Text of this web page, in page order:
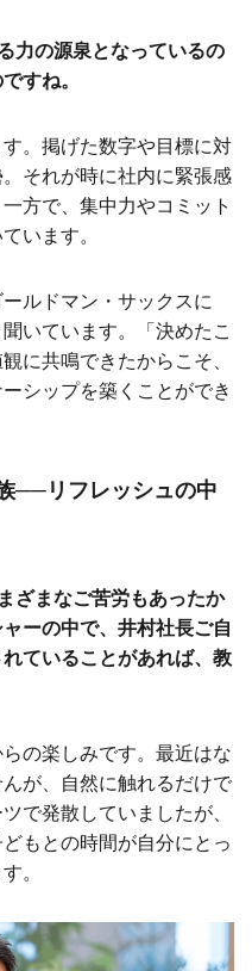
力の源泉となっているの
すね。
。掲げた数字や目標に対
それが時に社内に緊張感
方で、集中力やコミット
います。
ルドマン・サックスに
いています。「決めたこ
に共鳴できたからこそ、
シップを築くことができ
──リフレッシュの中
ざまなご苦労もあったか
ーの中で、井村社長ご自
ていることがあれば、教
の楽しみです。最近はな
が、自然に触れるだけで
で発散していましたが、
もとの時間が自分にとっ
。